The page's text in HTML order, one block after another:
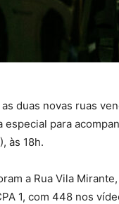
duas novas ruas
para
às 18h.
a Rua Vila
1, com 448 nos